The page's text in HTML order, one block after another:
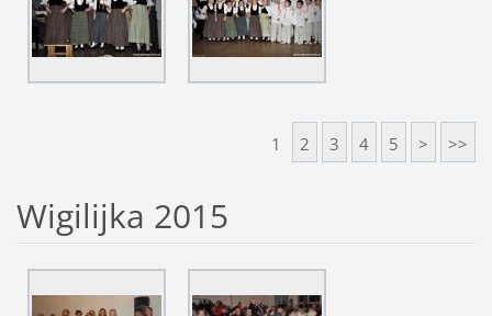
1 2 3 4 5 > >>
Wigilijka 2015